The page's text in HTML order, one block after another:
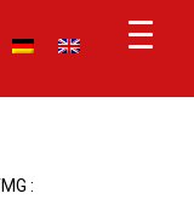
: